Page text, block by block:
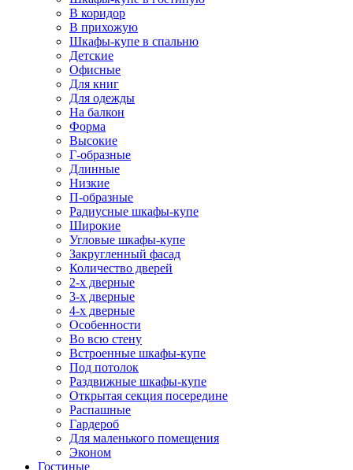
В коридор
В прихожую
Шкафы-купе в спальню
Детские
Офисные
Для книг
Для одежды
На балкон
Форма
Высокие
Г-образные
Длинные
Низкие
П-образные
Радиусные шкафы-купе
Широкие
Угловые шкафы-купе
Закругленный фасад
Количество дверей
2-х дверные
3-х дверные
4-х дверные
Особенности
Во всю стену
Встроенные шкафы-купе
Под потолок
Раздвижные шкафы-купе
Открытая секция посередине
Распашные
Гардероб
Для маленького помещения
Эконом
Гостиные